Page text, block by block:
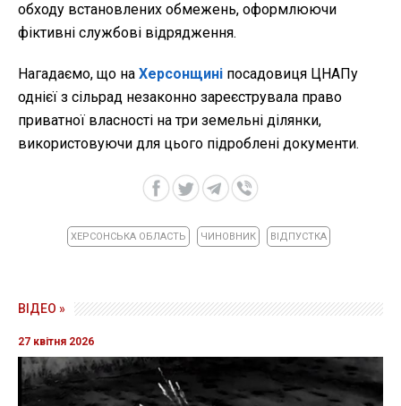
обходу встановлених обмежень, оформлюючи
фіктивні службові відрядження.
Нагадаємо, що на Херсонщині посадовиця ЦНАПу
однієї з сільрад незаконно зареєструвала право
приватної власності на три земельні ділянки,
використовуючи для цього підроблені документи.
ХЕРСОНСЬКА ОБЛАСТЬ ЧИНОВНИК ВІДПУСТКА
ВІДЕО »
27 квітня 2026